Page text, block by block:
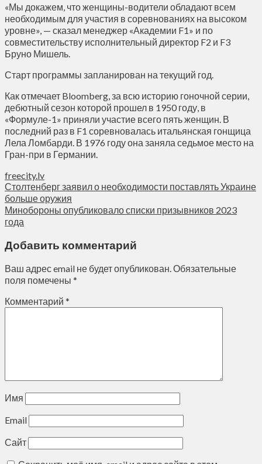
«Мы докажем, что женщины-водители обладают всем
необходимым для участия в соревнованиях на высоком
уровне», — сказал менеджер «Академии F1» и по
совместительству исполнительный директор F2 и F3
Бруно Мишель.
Старт программы запланирован на текущий год.
Как отмечает Bloomberg, за всю историю гоночной серии,
дебютный сезон которой прошел в 1950 году, в
«Формуле-1» приняли участие всего пять женщин. В
последний раз в F1 соревновалась итальянская гонщица
Лела Ломбарди. В 1976 году она заняла седьмое место на
Гран-при в Германии.
freecity.lv
Столтенберг заявил о необходимости поставлять Украине
больше оружия
Минобороны опубликовало списки призывников 2023
года
Добавить комментарий
Ваш адрес email не будет опубликован.Обязательные
поля помечены *
Комментарий *
Имя
Email
Сайт